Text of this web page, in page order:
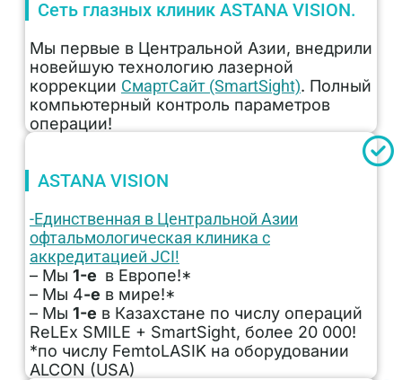
Сеть глазных клиник ASTANA VISION.
Мы первые в Центральной Азии, внедрили
новейшую технологию лазерной
коррекции СмартСайт (SmartSight). Полный
компьютерный контроль параметров
операции!
ASTANA VISION
-Единственная в Центральной Азии
офтальмологическая клиника с
аккредитацией JCI!
– Мы 1-е в Европе!*
– Мы 4-е в мире!*
– Мы 1-е в Казахстане по числу операций
ReLEx SMILE + SmartSight, более 20 000!
*по числу FemtoLASIK на оборудовании
ALCON (USA)